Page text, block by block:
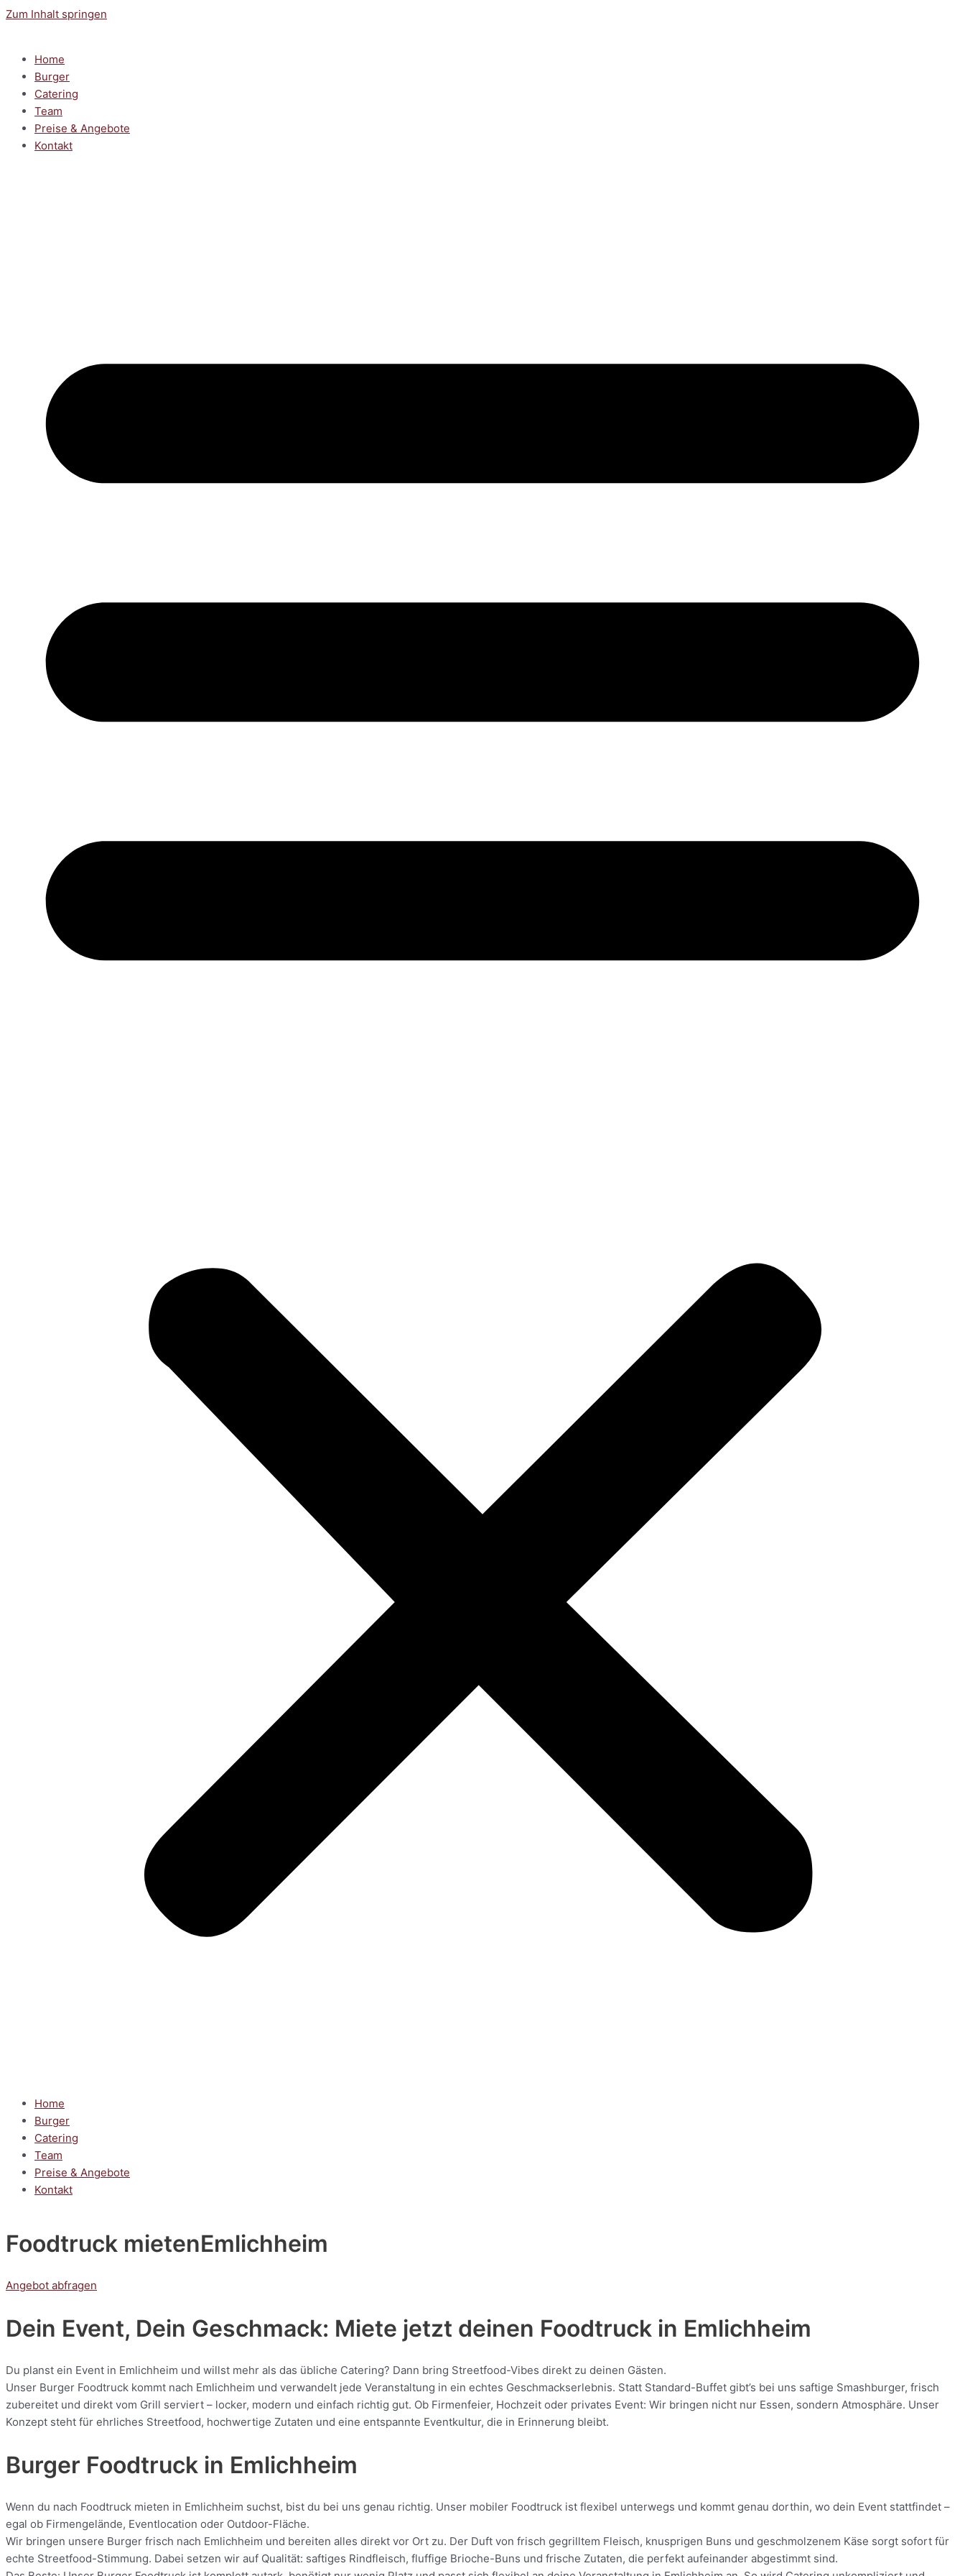
Zum Inhalt springen
Home
Burger
Catering
Team
Preise & Angebote
Kontakt
Home
Burger
Catering
Team
Preise & Angebote
Kontakt
Foodtruck mietenEmlichheim
Angebot abfragen
Dein Event, Dein Geschmack: Miete jetzt deinen Foodtruck in Emlichheim
Du planst ein Event in Emlichheim und willst mehr als das übliche Catering? Dann bring Streetfood-Vibes direkt zu deinen Gästen.
Unser Burger Foodtruck kommt nach Emlichheim und verwandelt jede Veranstaltung in ein echtes Geschmackserlebnis. Statt Standard-Buffet gibt’s bei uns saftige Smashburger, frisch
zubereitet und direkt vom Grill serviert – locker, modern und einfach richtig gut. Ob Firmenfeier, Hochzeit oder privates Event: Wir bringen nicht nur Essen, sondern Atmosphäre. Unser
Konzept steht für ehrliches Streetfood, hochwertige Zutaten und eine entspannte Eventkultur, die in Erinnerung bleibt.
Burger Foodtruck in Emlichheim
Wenn du nach Foodtruck mieten in Emlichheim suchst, bist du bei uns genau richtig. Unser mobiler Foodtruck ist flexibel unterwegs und kommt genau dorthin, wo dein Event stattfindet –
egal ob Firmengelände, Eventlocation oder Outdoor-Fläche.
Wir bringen unsere Burger frisch nach Emlichheim und bereiten alles direkt vor Ort zu. Der Duft von frisch gegrilltem Fleisch, knusprigen Buns und geschmolzenem Käse sorgt sofort für
echte Streetfood-Stimmung. Dabei setzen wir auf Qualität: saftiges Rindfleisch, fluffige Brioche-Buns und frische Zutaten, die perfekt aufeinander abgestimmt sind.